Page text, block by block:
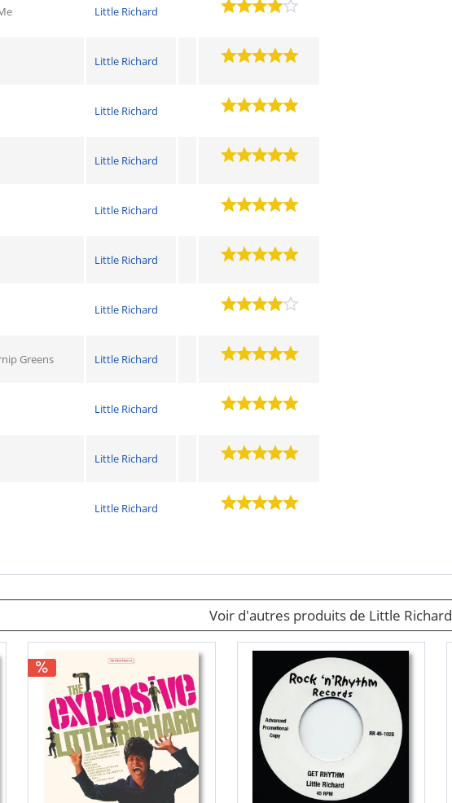
Little Richard
Little Richard
Little Richard
Little Richard
Little Richard
Little Richard
Little Richard
Greens Little Richard
Little Richard
Little Richard
Little Richard
Voir d'autres produits de Little Richard